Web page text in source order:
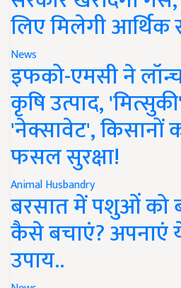
लिए मिलेगी आर्थिक
News
इफको-एमसी ने
कृषि उत्पाद,
'नेक्सावेट', किसानों
फसल सुरक्षा!
Animal Husbandry
बरसात में पशुओं को
कैसे बचाएं? अपनाएं
उपाय..